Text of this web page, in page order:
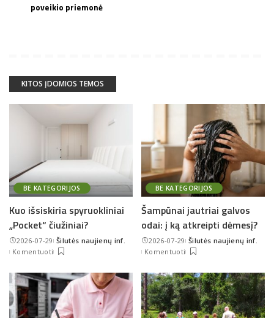
poveikio priemonė
KITOS ĮDOMIOS TEMOS
BE KATEGORIJOS
Kuo išsiskiria spyruokliniai
„Pocket“ čiužiniai?
2026-07-29Posted
by
Šilutės naujienų inf.
Komentuoti
BE KATEGORIJOS
Šampūnai jautriai galvos
odai: į ką atkreipti dėmesį?
2026-07-29Posted
by
Šilutės naujienų inf.
Komentuoti